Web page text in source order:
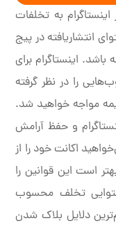
به تخلفات
انتشاریافته در پیج
باشد. اینستاگرام برای
را در نظر گرفته
مواجه خواهید شد.
و حفظ آرامش
اکانت خود را از
است این قوانین را
تخلف محسوب
دلایل بلاک شدن